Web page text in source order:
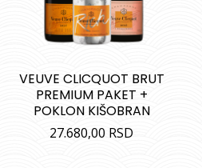
VEUVE CLICQUOT BRUT
PREMIUM PAKET +
POKLON KIŠOBRAN
27.680,00 RSD